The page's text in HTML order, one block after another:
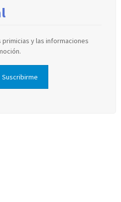
y las informaciones
Suscribirme